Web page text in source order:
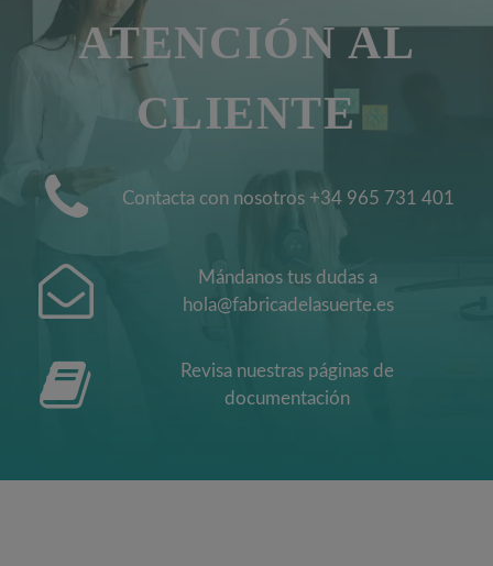
ATENCIÓN AL
CLIENTE
Contacta con nosotros +34 965 731 401
Mándanos tus dudas a
hola@fabricadelasuerte.es
Revisa nuestras páginas de
documentación